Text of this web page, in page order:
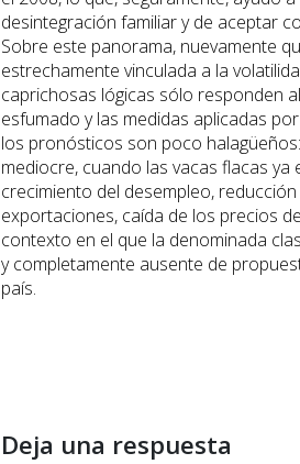
desintegración familiar y de aceptar
Sobre este panorama, nuevamente
estrechamente vinculada a la
caprichosas lógicas sólo responden
esfumado y las medidas aplicadas
los pronósticos son poco
mediocre, cuando las vacas flacas
crecimiento del desempleo,
exportaciones, caída de los precios
contexto en el que la denominada
y completamente ausente de
país.
Deja una respuesta